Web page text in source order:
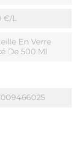
€/l
En Verre
De 500 Ml